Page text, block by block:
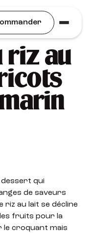
riz au
dessert qui
de saveurs
au lait se décline
fruits pour la
croquant mais